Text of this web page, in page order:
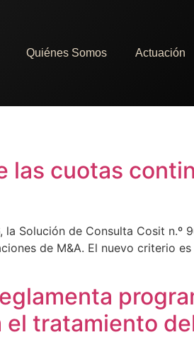
Quiénes Somos Actuación
las cuotas
la Solución de Consulta Cosit
de M&A. El nuevo criterio
tratamiento